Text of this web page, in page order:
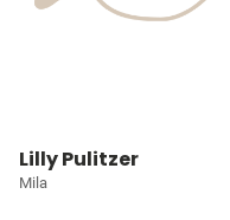
Lilly Pulitzer
Mila